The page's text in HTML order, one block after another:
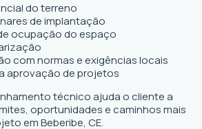
do terreno
de implantação
ocupação do espaço
com normas e exigências locais
aprovação de projetos
técnico ajuda o cliente a
oportunidades e caminhos mais
em Beberibe, CE.